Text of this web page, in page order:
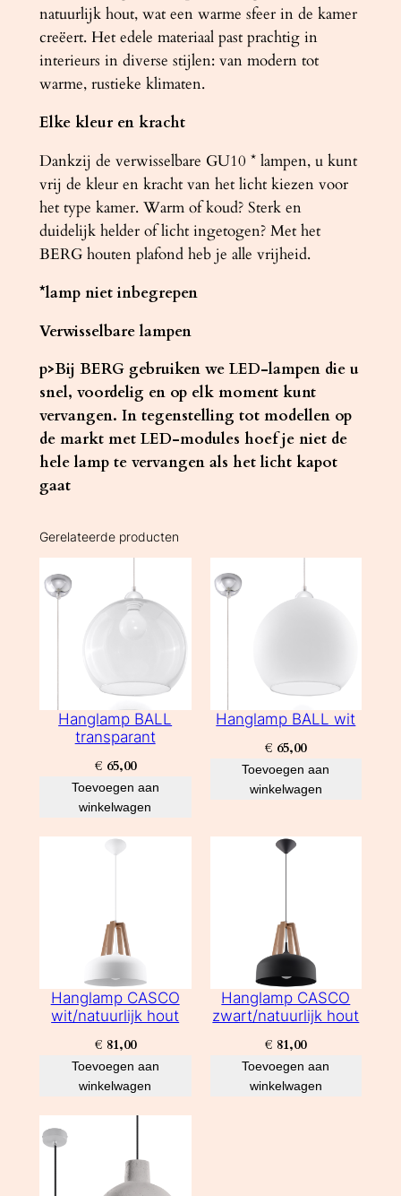
natuurlijk hout, wat een warme sfeer in de kamer
creëert. Het edele materiaal past prachtig in
interieurs in diverse stijlen: van modern tot
warme, rustieke klimaten.
Elke kleur en kracht
Dankzij de verwisselbare GU10 * lampen, u kunt
vrij de kleur en kracht van het licht kiezen voor
het type kamer. Warm of koud? Sterk en
duidelijk helder of licht ingetogen? Met het
BERG houten plafond heb je alle vrijheid.
*lamp niet inbegrepen
Verwisselbare lampen
p>Bij BERG gebruiken we LED-lampen die u
snel, voordelig en op elk moment kunt
vervangen. In tegenstelling tot modellen op
de markt met LED-modules hoef je niet de
hele lamp te vervangen als het licht kapot
gaat
Gerelateerde producten
Hanglamp BALL
transparant
€ 65,00
Toevoegen aan
winkelwagen
Hanglamp BALL wit
€ 65,00
Toevoegen aan
winkelwagen
Hanglamp CASCO
wit/natuurlijk hout
€ 81,00
Toevoegen aan
winkelwagen
Hanglamp CASCO
zwart/natuurlijk hout
€ 81,00
Toevoegen aan
winkelwagen